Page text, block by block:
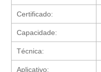
Certificado:
Capacidade:
Técnica:
Aplicativo: